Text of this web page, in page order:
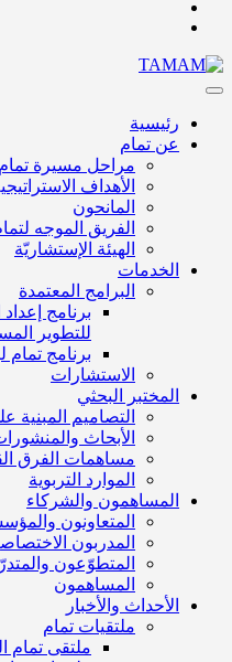
رئيسية
عن تمام
مراحل مسيرة تمام
الأهداف الاستراتيجية
المانحون
الفريق الموجه لتمام
الهيئة الإستشاريّة
الخدمات
البرامج المعتمدة
برنامج إعداد
للتطوير
برنامج تمام
الاستشارات
المختبر البحثي
التصاميم المبنية
الأبحاث والمنشورات
مساهمات الفرق
الموارد التربوية
المساهمون والشركاء
المتعاونون
المدربون
المتطوّعون
المساهمون
الأحداث والأخبار
ملتقيات تمام
ملتقى تمام